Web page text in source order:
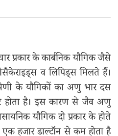
के कार्बनिक यौगिक जैसे
व लिपिड्स मिलते हैं।
के यौगिकों का अणु भार दस
होता है। इस कारण से जैव अणु
यौगिक दो प्रकार के होते